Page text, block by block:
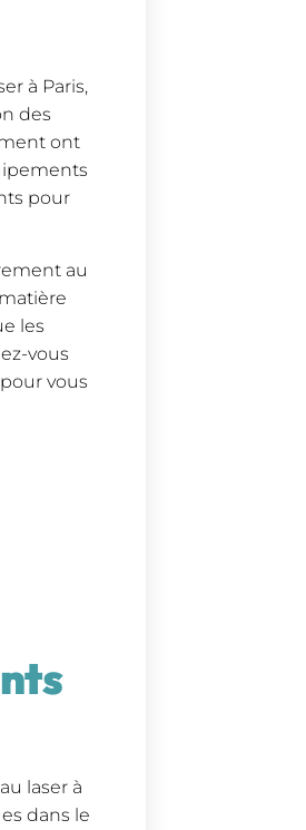
à Paris,
des
ont
pour
au
les
vous
vous
laser à
dans le